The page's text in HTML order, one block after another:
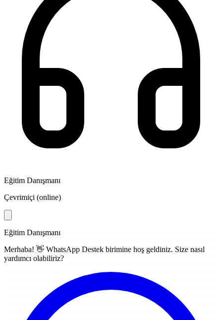
Eğitim Danışmanı
Çevrimiçi (online)
Eğitim Danışmanı
Merhaba! 👋 WhatsApp Destek birimine hoş geldiniz. Size nasıl
yardımcı olabiliriz?